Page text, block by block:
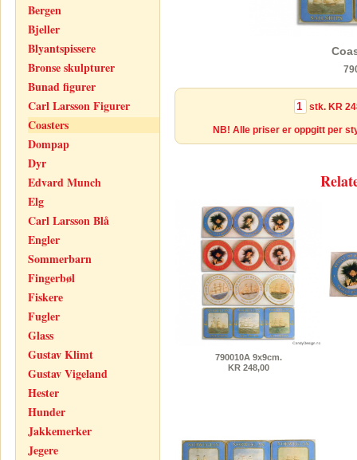
Bergen
Bjeller
Blyantspissere
Bronse skulpturer
Bunad figurer
Carl Larsson Figurer
Coasters
Dompap
Dyr
Edvard Munch
Elg
Carl Larsson Blå
Engler
Sommerbarn
Fingerbøl
Fiskere
Fugler
Glass
Gustav Klimt
Gustav Vigeland
Hester
Hunder
Jakkemerker
Jegere
stk. KR
NB! Alle priser er oppgitt per
790010A 9x9cm.
KR 248,00